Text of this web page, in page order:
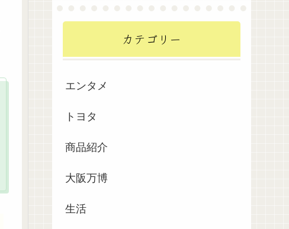
カテゴリー
エンタメ
トヨタ
商品紹介
大阪万博
生活